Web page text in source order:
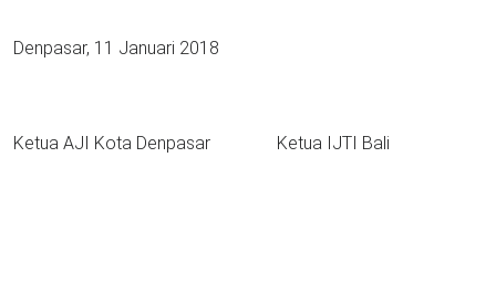
Denpasar, 11 Januari 2018
Ketua AJI Kota Denpasar Ketua IJTI Bali